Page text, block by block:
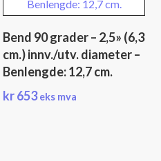
Bend 90 grader – 2,5» (6,3
cm.) innv./utv. diameter –
Benlengde: 12,7 cm.
kr653 eks mva